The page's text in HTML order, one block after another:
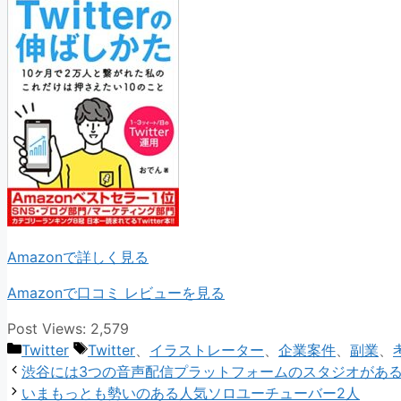
Amazonで詳しく見る
Amazonで口コミ レビューを見る
Post Views: 2,579
カ
テ
ゴ
Twitter
タ
グ
Twitter イラストレーター 企業案件 副業
渋谷には3つの音声配信プラットフォームのスタジオがある
いまもっとも勢いのある人気ソロユーチューバー2人